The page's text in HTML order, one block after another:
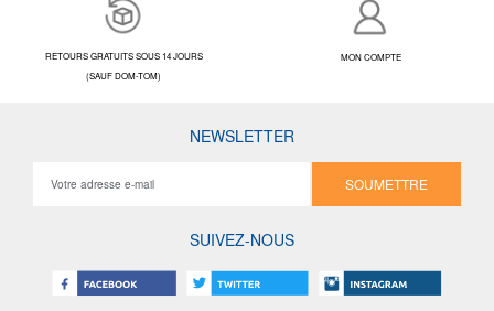
RETOURS GRATUITS SOUS 14 JOURS
(SAUF DOM-TOM)
MON COMPTE
NEWSLETTER
SOUMETTRE
SUIVEZ-NOUS